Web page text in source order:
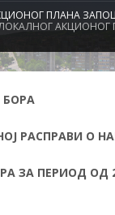
ПЛАНА
БОРА
РАСПРАВИ О
ПЕРИОД ОД